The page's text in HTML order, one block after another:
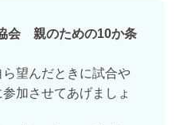
会 親のための10か条
望んだときに試合や
参加させてあげましょ